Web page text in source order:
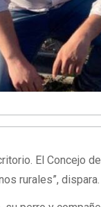
El Concejo
rurales”, dispara.